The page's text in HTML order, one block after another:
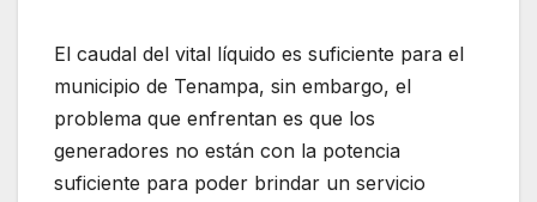
El caudal del vital líquido es suficiente para el
municipio de Tenampa, sin embargo, el
problema que enfrentan es que los
generadores no están con la potencia
suficiente para poder brindar un servicio